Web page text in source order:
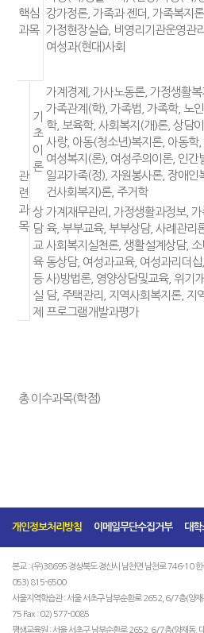
개인정보처리방침 이메일무단수집거부 대학
본교 : (우)38695 경상북도 경산시 남천면 남천로 746-10
053) 815-6500
서울지역학습관 : 서울 서초구 남부순환로 2652, 6/7층(양
75 Fax : 02) 577-0085
평생교육원 : 서울 서초구 남부순환로 2652, 6/7층(양재동,